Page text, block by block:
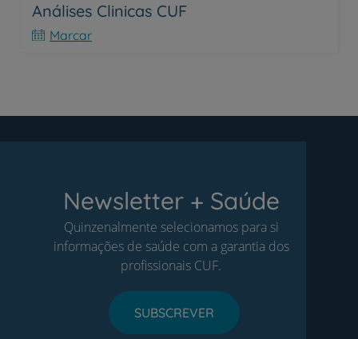
Análises Clinicas CUF
Marcar
Newsletter + Saúde
Quinzenalmente selecionamos para si
informações de saúde com a garantia dos
profissionais CUF.
SUBSCREVER